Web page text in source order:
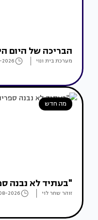
הבריכה של היום
מערכת בית ונוי
מה חדש
"בעתיד לא נבנה
זוהר שחר לוי 2026